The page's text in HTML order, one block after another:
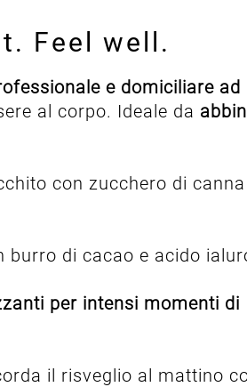
Feel well.
e domiciliare
al corpo. Ideale da
con zucchero di
burro di cacao e acido
per intensi momenti di
il risveglio al mattino